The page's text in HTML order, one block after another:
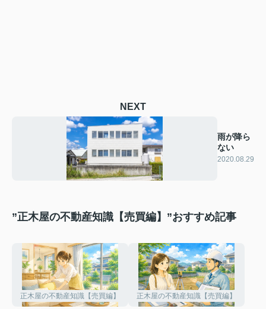
NEXT
雨が降ら
ない
2020.08.29
”正木屋の不動産知識【売買編】”おすすめ記事
正木屋の不動産知識【売買編】 正木屋の不動産知識【売買編】